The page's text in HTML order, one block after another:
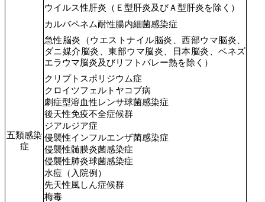
五類感染
症
ウイルス性肝炎（Ｅ型肝炎及びＡ型肝炎を除く）
カルバペネム耐性腸内細菌感染症
急性脳炎（ウエストナイル脳炎、西部ウマ脳炎、
ダニ媒介脳炎、東部ウマ脳炎、日本脳炎、ベネズ
エラウマ脳炎及びリフトバレー熱を除く）
クリプトスポリジウム症
クロイツフェルトヤコブ病
劇症型溶血性レンサ球菌感染症
後天性免疫不全症候群
ジアルジア症
侵襲性インフルエンザ菌感染症
侵襲性髄膜炎菌感染症
侵襲性肺炎球菌感染症
水痘（入院例）
先天性風しん症候群
梅毒